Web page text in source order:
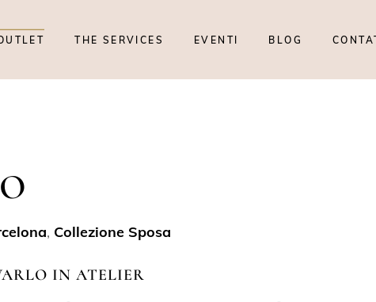
THE SERVICES EVENTI BLOG
, Collezione Sposa
IN ATELIER